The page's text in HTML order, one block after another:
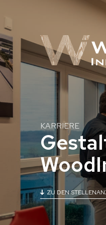
KARRIERE
ZU DEN